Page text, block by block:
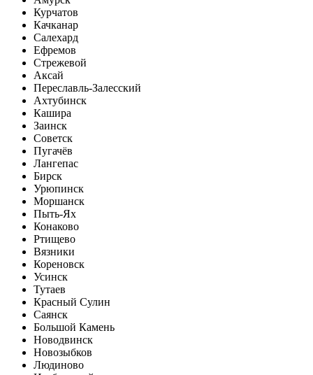
Курчатов
Качканар
Салехард
Ефремов
Стрежевой
Аксай
Переславль-Залесский
Ахтубинск
Кашира
Заинск
Советск
Пугачёв
Лангепас
Бирск
Урюпинск
Моршанск
Пыть-Ях
Конаково
Ртищево
Вязники
Кореновск
Усинск
Тутаев
Красный Сулин
Саянск
Большой Камень
Новодвинск
Новозыбков
Людиново